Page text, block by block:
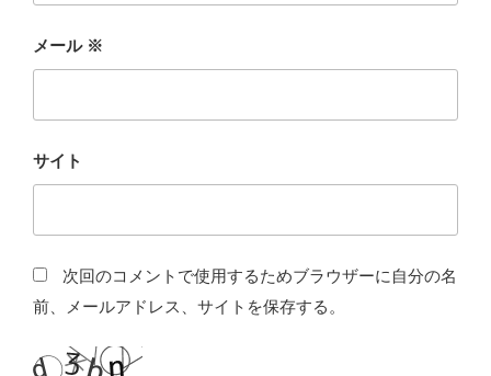
メール ※
サイト
次回のコメントで使用するためブラウザーに自分の名
前、メールアドレス、サイトを保存する。